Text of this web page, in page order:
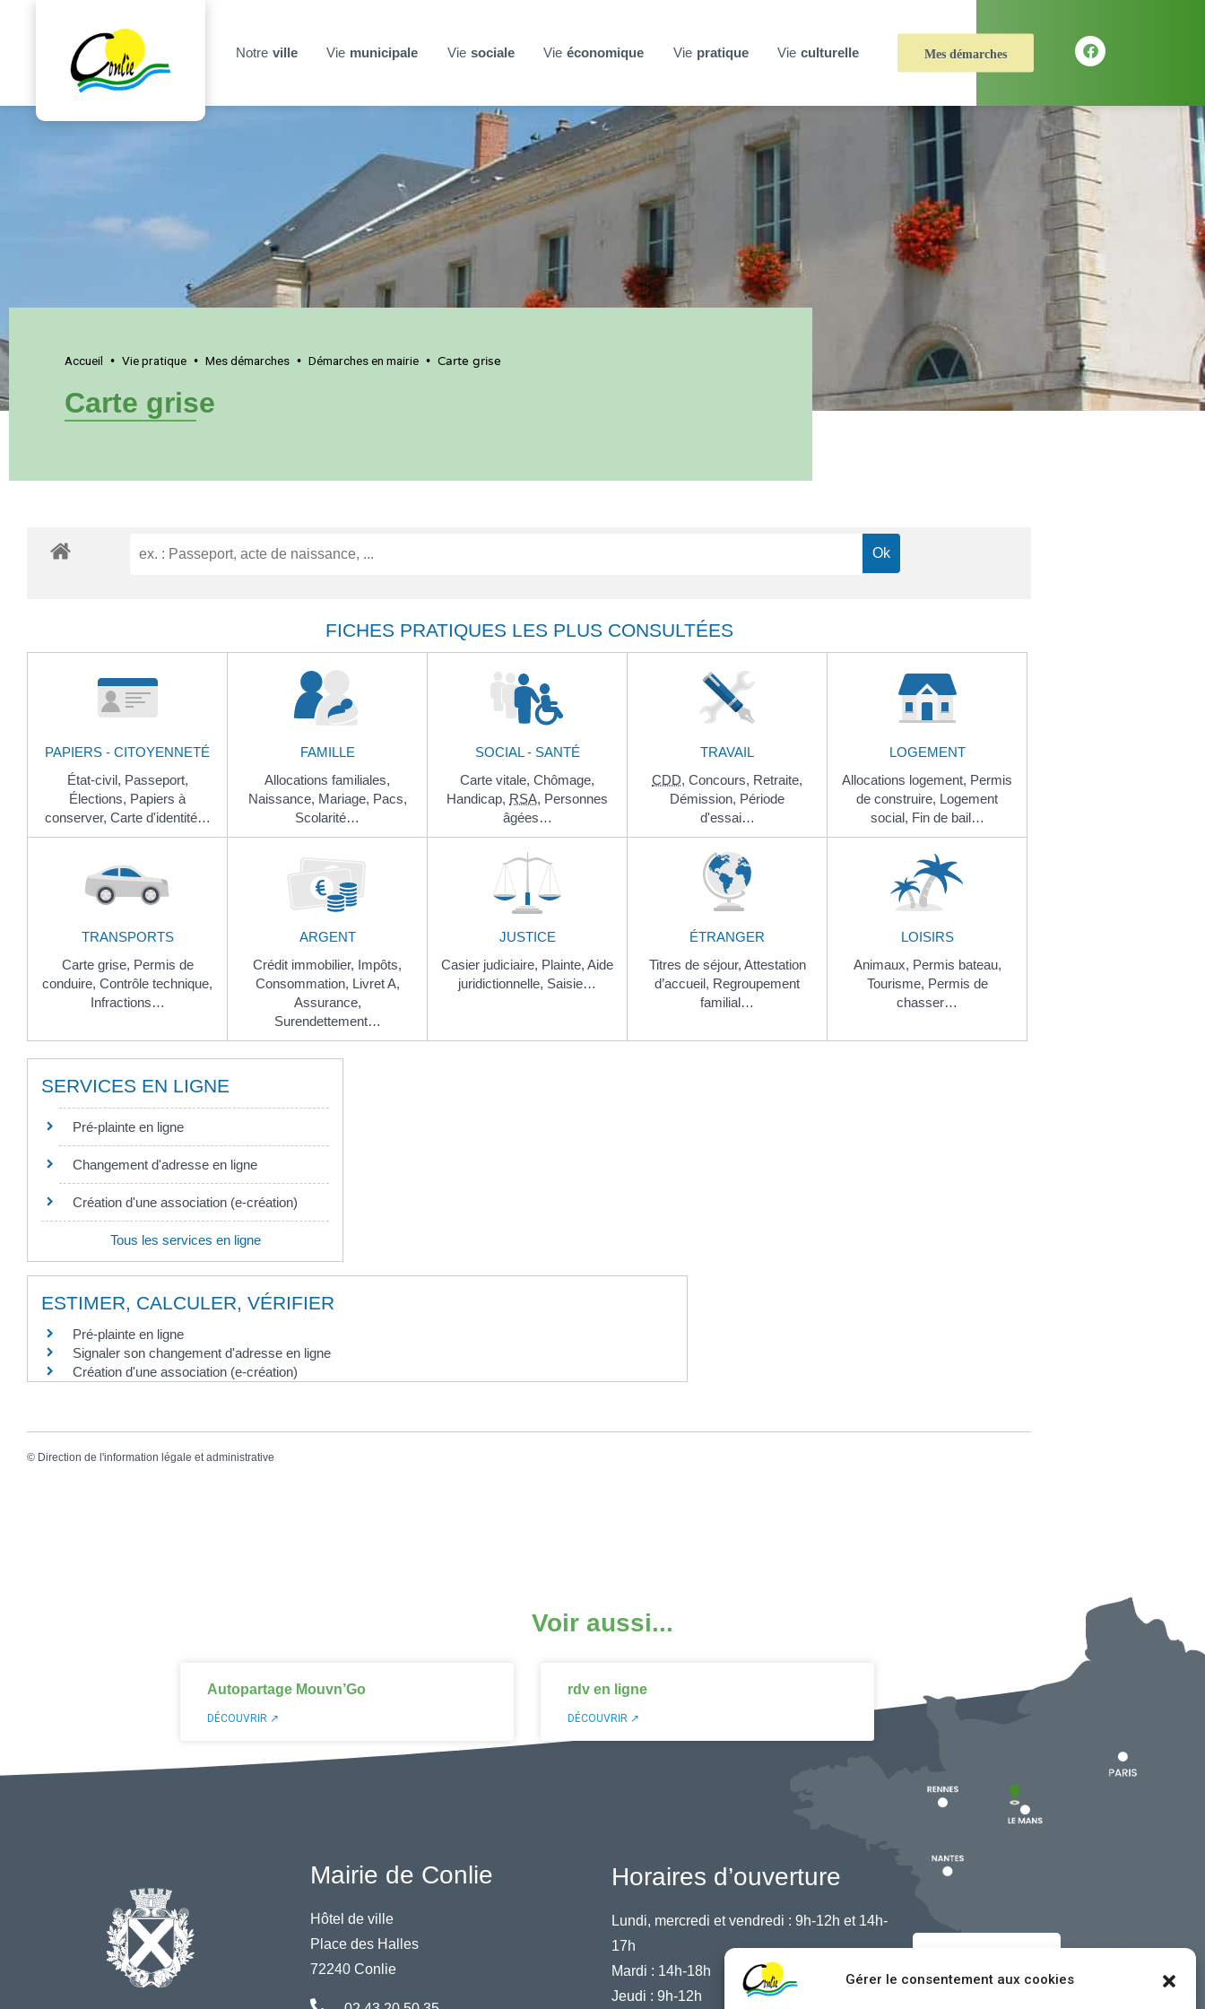
Gérer le consentement aux cookies
Notre ville Vie municipale Vie sociale Vie économique Vie pratique Vie culturelle Mes démarches
Accueil • Vie pratique • Mes démarches • Démarches en mairie • Carte grise
Carte grise
FICHES PRATIQUES LES PLUS CONSULTÉES
PAPIERS - CITOYENNETÉ
État-civil, Passeport,
Élections, Papiers à
conserver, Carte d'identité…
FAMILLE
Allocations familiales,
Naissance, Mariage, Pacs,
Scolarité…
SOCIAL - SANTÉ
Carte vitale, Chômage,
Handicap, RSA, Personnes
âgées…
TRAVAIL
CDD, Concours, Retraite,
Démission, Période
d'essai…
LOGEMENT
Allocations logement, Permis
de construire, Logement
social, Fin de bail…
TRANSPORTS
Carte grise, Permis de
conduire, Contrôle technique,
Infractions…
ARGENT
Crédit immobilier, Impôts,
Consommation, Livret A,
Assurance,
Surendettement…
JUSTICE
Casier judiciaire, Plainte, Aide
juridictionnelle, Saisie…
ÉTRANGER
Titres de séjour, Attestation
d’accueil, Regroupement
familial…
LOISIRS
Animaux, Permis bateau,
Tourisme, Permis de
chasser…
SERVICES EN LIGNE
Pré-plainte en ligne
Changement d'adresse en ligne
Création d'une association (e-création)
Tous les services en ligne
ESTIMER, CALCULER, VÉRIFIER
Pré-plainte en ligne
Signaler son changement d'adresse en ligne
Création d'une association (e-création)
© Direction de l'information légale et administrative
Voir aussi...
Autopartage Mouvn’Go
DÉCOUVRIR ↗
rdv en ligne
DÉCOUVRIR ↗
Mairie de Conlie
Hôtel de ville
Place des Halles
72240 Conlie
Horaires d’ouverture
Lundi, mercredi et vendredi : 9h-12h et 14h-
17h
Mardi : 14h-18h
Jeudi : 9h-12h